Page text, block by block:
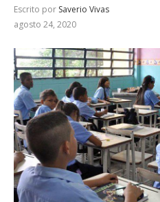
Escrito por Saverio Vivas
agosto 24, 2020